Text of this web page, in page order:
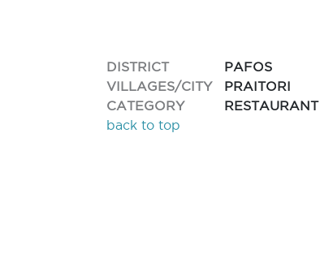
DISTRICT
PAFOS
VILLAGES/CITY
PRAITORI
CATEGORY
RESTAURANT
back to top